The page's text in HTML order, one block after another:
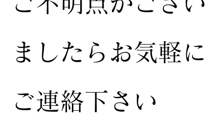
ましたらお気軽に
ご連絡下さい